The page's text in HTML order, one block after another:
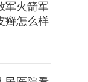
军火箭军
癣怎么样